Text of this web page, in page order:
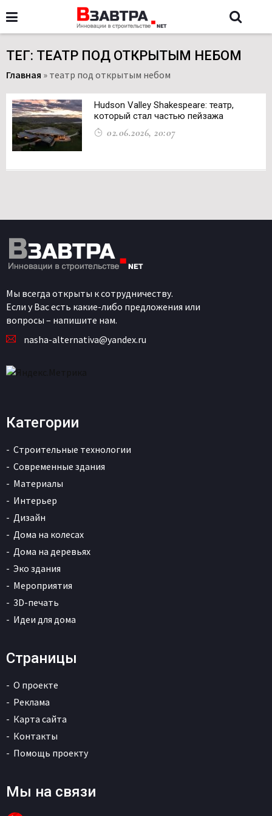
ТЕГ: ТЕАТР ПОД ОТКРЫТЫМ НЕБОМ
Главная » театр под открытым небом
Hudson Valley Shakespeare: театр,
который стал частью пейзажа
02.06.2026, 20:07
Мы всегда открыты к сотрудничеству.
Если у Вас есть какие-либо предложения или
вопросы – напишите нам.
nasha-alternativa@yandex.ru
Категории
Строительные технологии
Современные здания
Материалы
Интерьер
Дизайн
Дома на колесах
Дома на деревьях
Эко здания
Мероприятия
3D-печать
Идеи для дома
Страницы
О проекте
Реклама
Карта сайта
Контакты
Помощь проекту
Мы на связи